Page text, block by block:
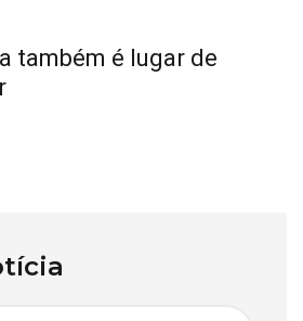
também é lugar de